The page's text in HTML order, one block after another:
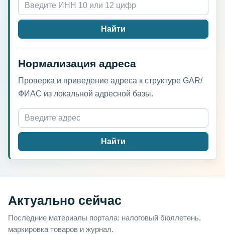
Найти
Нормализация адреса
Проверка и приведение адреса к структуре GAR/
ФИАС из локальной адресной базы.
Найти
Актуально сейчас
Последние материалы портала: налоговый бюллетень,
маркировка товаров и журнал.